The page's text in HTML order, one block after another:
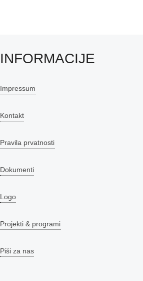
INFORMACIJE
Impressum
Kontakt
Pravila prvatnosti
Dokumenti
Logo
Projekti & programi
Piši za nas